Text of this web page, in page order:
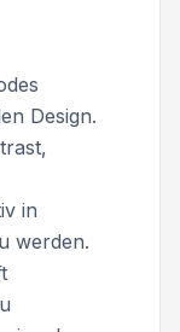
Design.
in
werden.